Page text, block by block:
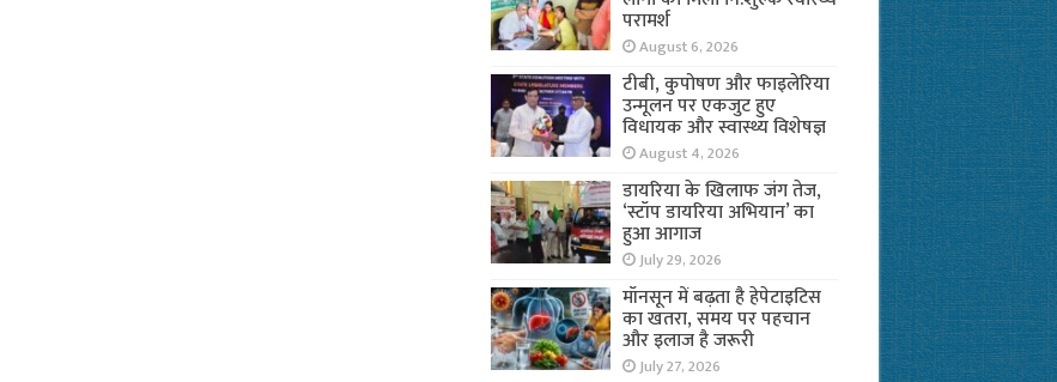
परामर्श
August 6, 2026
टीबी, कुपोषण और फाइलेरिया
उन्मूलन पर एकजुट हुए
विधायक और स्वास्थ्य विशेषज्ञ
August 4, 2026
डायरिया के खिलाफ जंग तेज,
‘स्टॉप डायरिया अभियान’ का
हुआ आगाज
July 29, 2026
मॉनसून में बढ़ता है हेपेटाइटिस
का खतरा, समय पर पहचान
और इलाज है जरूरी
July 27, 2026